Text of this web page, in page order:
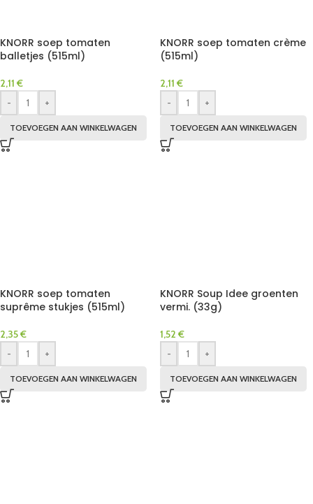
KNORR soep tomaten
balletjes (515ml)
2,11 €
-
+
TOEVOEGEN AAN WINKELWAGEN
KNORR soep tomaten crème
(515ml)
2,11 €
-
+
TOEVOEGEN AAN WINKELWAGEN
KNORR soep tomaten
suprême stukjes (515ml)
2,35€
-
+
TOEVOEGEN AAN WINKELWAGEN
KNORR Soup Idee groenten
vermi. (33g)
1,52 €
-
+
TOEVOEGEN AAN WINKELWAGEN